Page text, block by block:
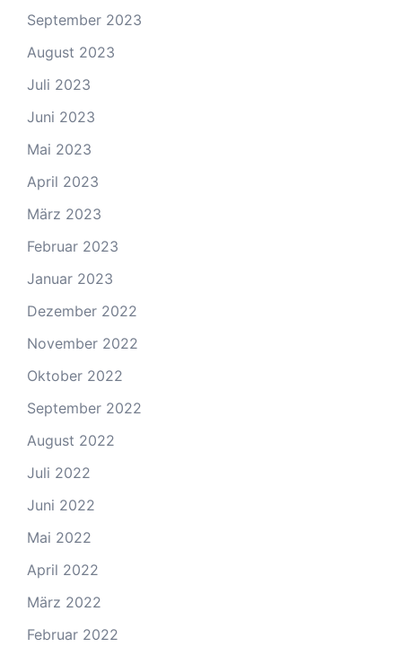
September 2023
August 2023
Juli 2023
Juni 2023
Mai 2023
April 2023
März 2023
Februar 2023
Januar 2023
Dezember 2022
November 2022
Oktober 2022
September 2022
August 2022
Juli 2022
Juni 2022
Mai 2022
April 2022
März 2022
Februar 2022